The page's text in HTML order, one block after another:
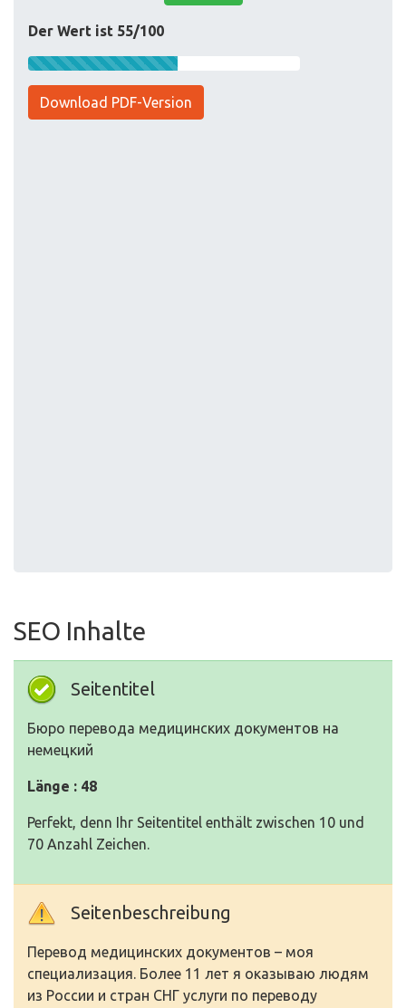
Der Wert ist 55/100
Download PDF-Version
SEO Inhalte
Seitentitel
Бюро перевода медицинских документов на
немецкий
Länge : 48
Perfekt, denn Ihr Seitentitel enthält zwischen 10 und
70 Anzahl Zeichen.
Seitenbeschreibung
Перевод медицинских документов – моя
специализация. Более 11 лет я оказываю людям
из России и стран СНГ услуги по переводу